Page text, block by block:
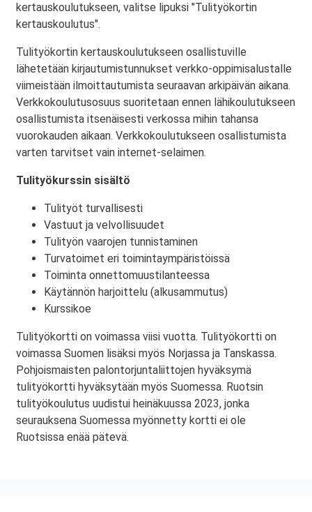
kertauskoulutukseen, valitse lipuksi "Tulityökortin
kertauskoulutus".
Tulityökortin kertauskoulutukseen osallistuville
lähetetään kirjautumistunnukset verkko-oppimisalustalle
viimeistään ilmoittautumista seuraavan arkipäivän aikana.
Verkkokoulutusosuus suoritetaan ennen lähikoulutukseen
osallistumista itsenäisesti verkossa mihin tahansa
vuorokauden aikaan. Verkkokoulutukseen osallistumista
varten tarvitset vain internet-selaimen.
Tulityökurssin sisältö
Tulityöt turvallisesti
Vastuut ja velvollisuudet
Tulityön vaarojen tunnistaminen
Turvatoimet eri toimintaympäristöissä
Toiminta onnettomuustilanteessa
Käytännön harjoittelu (alkusammutus)
Kurssikoe
Tulityökortti on voimassa viisi vuotta. Tulityökortti on
voimassa Suomen lisäksi myös Norjassa ja Tanskassa.
Pohjoismaisten palontorjuntaliittojen hyväksymä
tulityökortti hyväksytään myös Suomessa. Ruotsin
tulityökoulutus uudistui heinäkuussa 2023, jonka
seurauksena Suomessa myönnetty kortti ei ole
Ruotsissa enää pätevä.